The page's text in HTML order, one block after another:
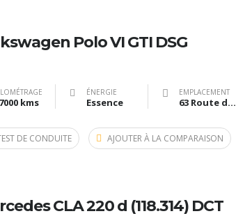
Polo VI GTI DSG
kms
ÉNERGIE
Essence
EMPLACEMENT
63 Route de Bazas, Langon, France
DE CONDUITE AJOUTER À LA COMPARAISON
CLA 220 d (118.314) DCT